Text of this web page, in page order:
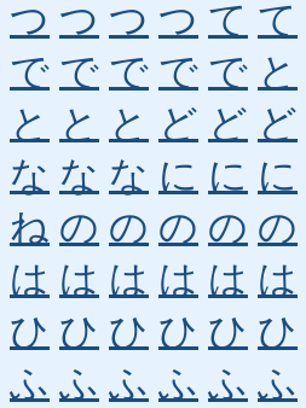
つ つ つ つ て て
で で で で で と
と と と ど ど ど
な な な に に に
ね の の の の の
は は は は は は
ひ ひ ひ ひ ひ ひ
ふ ふ ふ ふ ふ ふ